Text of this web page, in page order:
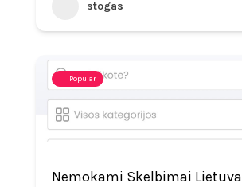
stogas
Popular
Nemokami Skelbimai Lietuva